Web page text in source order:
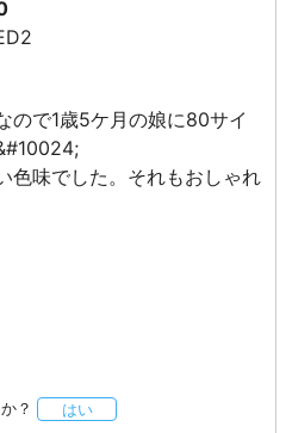
ので1歳5ケ月の娘に80サイ
色味でした。それもおしゃれ
？ はい